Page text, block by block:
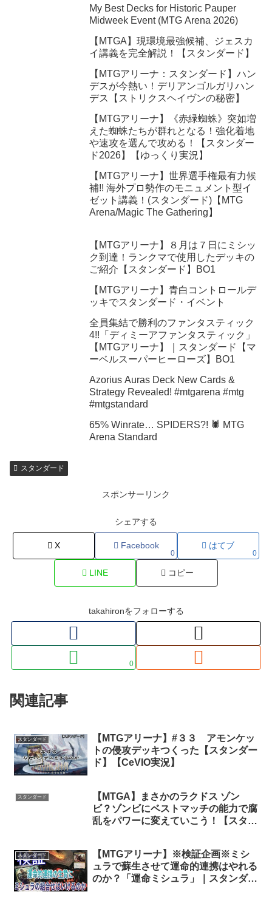
My Best Decks for Historic Pauper
Midweek Event (MTG Arena 2026)
【MTGA】現環境最強候補、ジェスカ
イ講義を完全解説！【スタンダード】
【MTGアリーナ：スタンダード】ハン
デスが今熱い！デリアンゴルガリハン
デス【ストリクスヘイヴンの秘密】
【MTGアリーナ】《赤緑蜘蛛》突如増
えた蜘蛛たちが群れとなる！強化着地
や速攻を選んで攻める！【スタンダー
ド2026】【ゆっくり実況】
【MTGアリーナ】世界選手権最有力候
補!! 海外プロ勢作のモニュメント型イ
ゼット講義！(スタンダード)【MTG
Arena/Magic The Gathering】
【MTGアリーナ】８月は７日にミシッ
ク到達！ランクマで使用したデッキの
ご紹介【スタンダード】BO1
【MTGアリーナ】青白コントロールデ
ッキでスタンダード・イベント
全員集結で勝利のファンタスティック
4!!「ディミーアファンタスティック」
【MTGアリーナ】｜スタンダード【マ
ーベルスーパーヒーローズ】BO1
Azorius Auras Deck New Cards &
Strategy Revealed! #mtgarena #mtg
#mtgstandard
65% Winrate… SPIDERS?! 🕷️ MTG
Arena Standard
スタンダード
スポンサーリンク
シェアする
X Facebook
0
はてブ
0
LINE コピー
takahironをフォローする
0
関連記事
スタンダード
【MTGアリーナ】#３３ アモンケッ
トの侵攻デッキつくった【スタンダー
ド】【CeVIO実況】
スタンダード
【MTGA】まさかのラクドス ゾン
ビ？ゾンビにベストマッチの能力で腐
乱をパワーに変えていこう！【スタン
スタンダード
【MTGアリーナ】※検証企画※ミシ
ュラで蘇生させて運命的連携はやれる
のか？「運命ミシュラ」｜スタンダー